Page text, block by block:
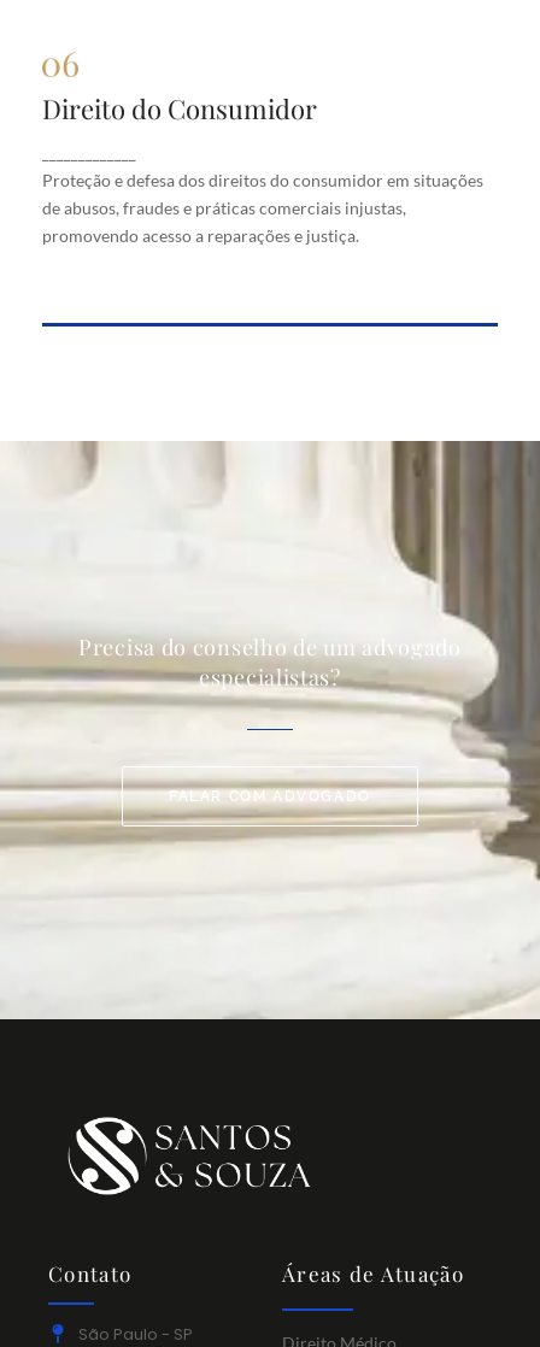
Direito do Consumidor
Proteção e defesa dos direitos do consumidor em situações
de abusos, fraudes e práticas comerciais injustas,
promovendo acesso a reparações e justiça.
Direito do Consumidor
situações de abusos, fraudes e práticas comerciais
injustas, promovendo acesso a reparações e justiça.
Precisa do conselho de um advogado
especialistas?
FALAR COM ADVOGADO
Contato
São Paulo - SP
Áreas de Atuação
Direito Médico